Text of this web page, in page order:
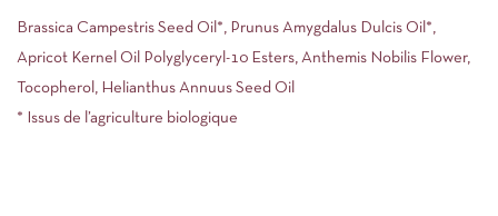
Brassica Campestris Seed Oil*, Prunus Amygdalus Dulcis Oil*,
Apricot Kernel Oil Polyglyceryl-10 Esters, Anthemis Nobilis Flower,
Tocopherol, Helianthus Annuus Seed Oil
* Issus de l’agriculture biologique